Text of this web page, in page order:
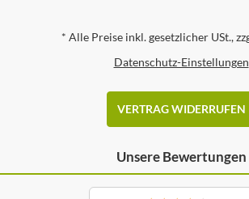
* Alle Preise inkl. gesetzlicher USt.,
Datenschutz-Einstellungen
VERTRAG WIDERRUFEN
Unsere Bewertungen